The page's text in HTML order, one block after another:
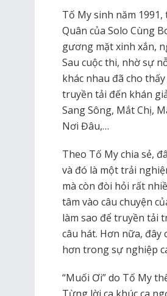
Tố My sinh năm
Quân của Solo Cùng
gương mặt xinh xắn,
Sau cuộc thi, nhờ sự
khác nhau đã cho
truyền tải đến khán
Sang Sông, Mắt Chị,
Nơi Đâu,…
Theo Tố My chia sẻ,
và đó là một trải
mà còn đòi hỏi rất
tâm vào câu chuyện
làm sao để truyền tải
câu hát. Hơn nữa,
hơn trong sự nghiệp
“Muối Ơi” do Tố My